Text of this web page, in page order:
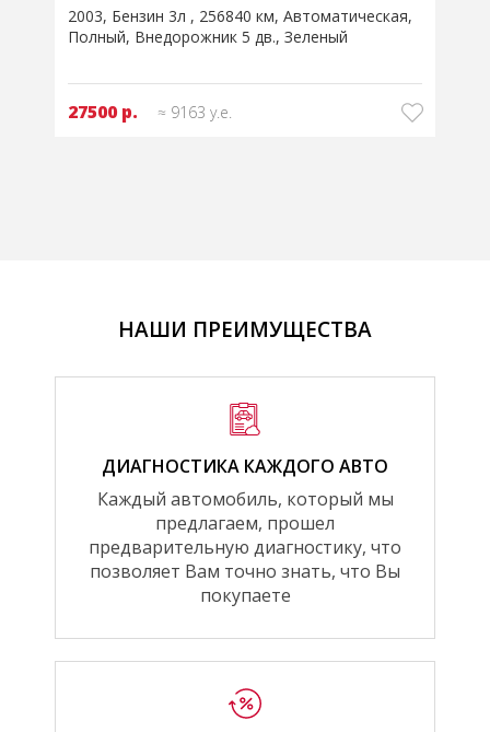
2005 Дизель 2,5л 431208 км
Автоматическая Полный Внедорожник 5 дв.
29700 р. ≈ 9900 у.е.
НАШИ ПРЕИМУЩЕСТВА
ДИАГНОСТИКА КАЖДОГО АВТО
Каждый автомобиль, который мы
предлагаем, прошел
предварительную диагностику, что
позволяет Вам точно знать, что Вы
покупаете